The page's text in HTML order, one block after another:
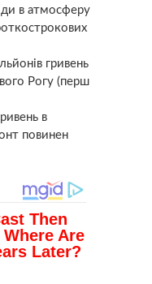
в атмосферу
гривень
Рогу (перш
в
повинен